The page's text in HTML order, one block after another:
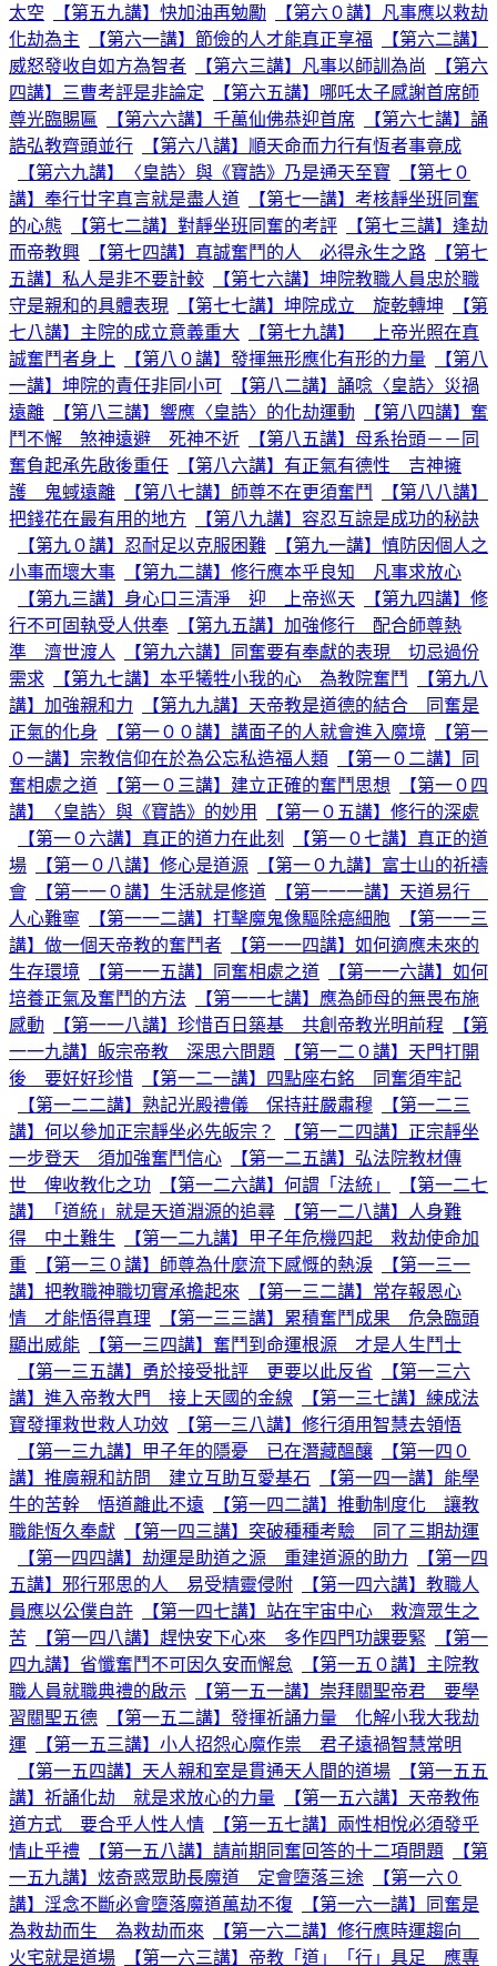
太空
【第五九講】快加油再勉勵
【第六０講】凡事應以救劫
化劫為主
【第六一講】節儉的人才能真正享福
【第六二講】
威怒發收自如方為智者
【第六三講】凡事以師訓為尚
【第六
四講】三曹考評是非論定
【第六五講】哪吒太子感謝首席師
尊光臨賜匾
【第六六講】千萬仙佛恭迎首席
【第六七講】誦
誥弘教齊頭並行
【第六八講】順天命而力行有恆者事竟成
【第六九講】〈皇誥〉與《寶誥》乃是通天至寶
【第七０
講】奉行廿字真言就是盡人道
【第七一講】考核靜坐班同奮
的心態
【第七二講】對靜坐班同奮的考評
【第七三講】逢劫
而帝教興
【第七四講】真誠奮鬥的人 必得永生之路
【第七
五講】私人是非不要計較
【第七六講】坤院教職人員忠於職
守是親和的具體表現
【第七七講】坤院成立 旋乾轉坤
【第
七八講】主院的成立意義重大
【第七九講】 上帝光照在真
誠奮鬥者身上
【第八０講】發揮無形應化有形的力量
【第八
一講】坤院的責任非同小可
【第八二講】誦唸〈皇誥〉災禍
遠離
【第八三講】響應〈皇誥〉的化劫運動
【第八四講】奮
鬥不懈 煞神遠避 死神不近
【第八五講】母系抬頭－－同
奮負起承先啟後重任
【第八六講】有正氣有德性 吉神擁
護 鬼蜮遠離
【第八七講】師尊不在更須奮鬥
【第八八講】
把錢花在最有用的地方
【第八九講】容忍互諒是成功的秘訣
【第九０講】忍耐足以克服困難
【第九一講】慎防因個人之
小事而壞大事
【第九二講】修行應本乎良知 凡事求放心
【第九三講】身心口三清淨 迎 上帝巡天
【第九四講】修
行不可固執受人供奉
【第九五講】加強修行 配合師尊熱
準 濟世渡人
【第九六講】同奮要有奉獻的表現 切忌過份
需求
【第九七講】本乎犧牲小我的心 為教院奮鬥
【第九八
講】加強親和力
【第九九講】天帝教是道德的結合 同奮是
正氣的化身
【第一００講】講面子的人就會進入魔境
【第一
０一講】宗教信仰在於為公忘私造福人類
【第一０二講】同
奮相處之道
【第一０三講】建立正確的奮鬥思想
【第一０四
講】〈皇誥〉與《寶誥》的妙用
【第一０五講】修行的深處
【第一０六講】真正的道力在此刻
【第一０七講】真正的道
場
【第一０八講】修心是道源
【第一０九講】富士山的祈禱
會
【第一一０講】生活就是修道
【第一一一講】天道易行
人心難寧
【第一一二講】打擊魔鬼像驅除癌細胞
【第一一三
講】做一個天帝教的奮鬥者
【第一一四講】如何適應未來的
生存環境
【第一一五講】同奮相處之道
【第一一六講】如何
培養正氣及奮鬥的方法
【第一一七講】應為師母的無畏布施
感動
【第一一八講】珍惜百日築基 共創帝教光明前程
【第
一一九講】皈宗帝教 深思六問題
【第一二０講】天門打開
後 要好好珍惜
【第一二一講】四點座右銘 同奮須牢記
【第一二二講】熟記光殿禮儀 保持莊嚴肅穆
【第一二三
講】何以參加正宗靜坐必先皈宗？
【第一二四講】正宗靜坐
一步登天 須加強奮鬥信心
【第一二五講】弘法院教材傳
世 俾收教化之功
【第一二六講】何謂「法統」
【第一二七
講】「道統」就是天道淵源的追尋
【第一二八講】人身難
得 中土難生
【第一二九講】甲子年危機四起 救劫使命加
重
【第一三０講】師尊為什麼流下感慨的熱淚
【第一三一
講】把教職神職切實承擔起來
【第一三二講】常存報恩心
情 才能悟得真理
【第一三三講】累積奮鬥成果 危急臨頭
顯出威能
【第一三四講】奮鬥到命運根源 才是人生鬥士
【第一三五講】勇於接受批評 更要以此反省
【第一三六
講】進入帝教大門 接上天國的金線
【第一三七講】練成法
寶發揮救世救人功效
【第一三八講】修行須用智慧去領悟
【第一三九講】甲子年的隱憂 已在潛藏醞釀
【第一四０
講】推廣親和訪問 建立互助互愛基石
【第一四一講】能學
牛的苦幹 悟道離此不遠
【第一四二講】推動制度化 讓教
職能恆久奉獻
【第一四三講】突破種種考驗 同了三期劫運
【第一四四講】劫運是助道之源 重建道源的助力
【第一四
五講】邪行邪思的人 易受精靈侵附
【第一四六講】教職人
員應以公僕自許
【第一四七講】站在宇宙中心 救濟眾生之
苦
【第一四八講】趕快安下心來 多作四門功課要緊
【第一
四九講】省懺奮鬥不可因久安而懈怠
【第一五０講】主院教
職人員就職典禮的啟示
【第一五一講】崇拜關聖帝君 要學
習關聖五德
【第一五二講】發揮祈誦力量 化解小我大我劫
運
【第一五三講】小人招怨心魔作祟 君子遠禍智慧常明
【第一五四講】天人親和室是貫通天人間的道場
【第一五五
講】祈誦化劫 就是求放心的力量
【第一五六講】天帝教佈
道方式 要合乎人性人情
【第一五七講】兩性相悅必須發乎
情止乎禮
【第一五八講】請前期同奮回答的十二項問題
【第
一五九講】炫奇惑眾助長魔道 定會墮落三途
【第一六０
講】淫念不斷必會墮落魔道萬劫不復
【第一六一講】同奮是
為救劫而生 為救劫而來
【第一六二講】修行應時運趨向
火宅就是道場
【第一六三講】帝教「道」「行」具足 應專